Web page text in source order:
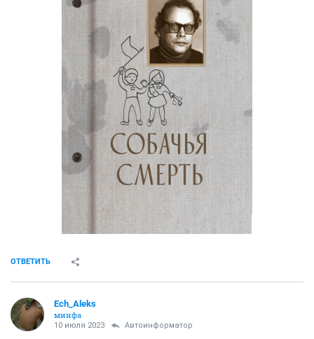
ОТВЕТИТЬ
Ech_Aleks
минфа
10 июля 2023 Автоинформатор